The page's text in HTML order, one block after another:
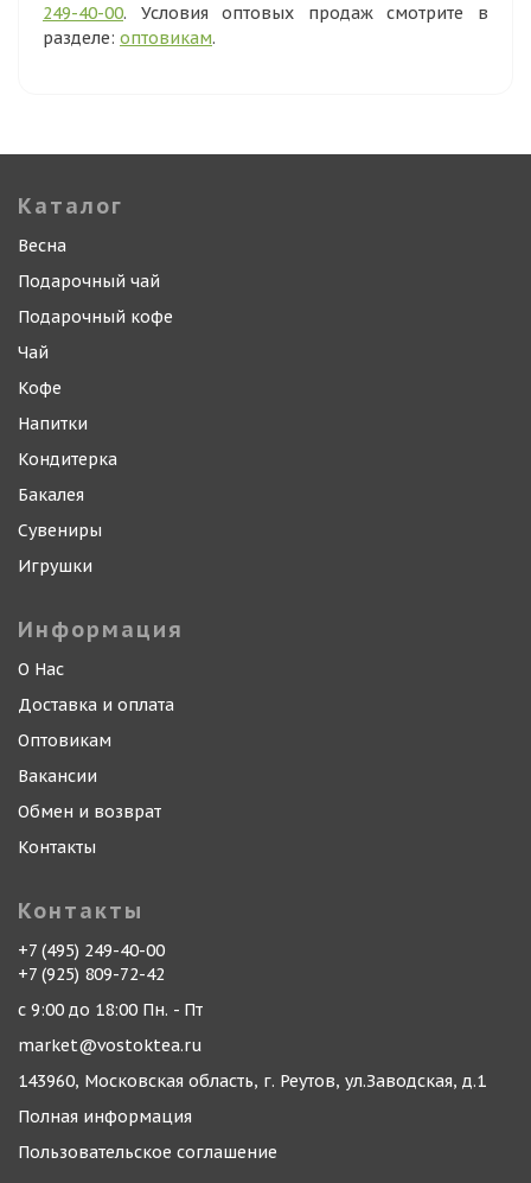
249-40-00. Условия оптовых продаж смотрите в
разделе: оптовикам.
Каталог
Весна
Подарочный чай
Подарочный кофе
Чай
Кофе
Напитки
Кондитерка
Бакалея
Сувениры
Игрушки
Информация
О Нас
Доставка и оплата
Оптовикам
Вакансии
Обмен и возврат
Контакты
Контакты
+7 (495) 249-40-00
+7 (925) 809-72-42
с 9:00 до 18:00 Пн. - Пт
market@vostoktea.ru
143960, Московская область, г. Реутов, ул.Заводская, д.1
Полная информация
Пользовательское соглашение